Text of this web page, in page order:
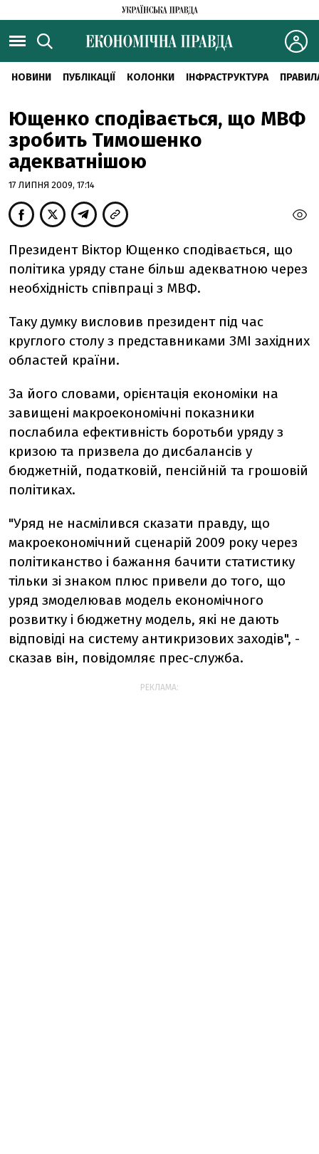
НОВИНИ ПУБЛІКАЦІЇ КОЛОНКИ ІНФРАСТРУКТУРА
Ющенко сподівається, що МВФ
зробить Тимошенко
адекватнішою
17 ЛИПНЯ 2009, 17:14
Президент Віктор Ющенко сподівається, що
політика уряду стане більш адекватною через
необхідність співпраці з МВФ.
Таку думку висловив президент під час
круглого столу з представниками ЗМІ західних
областей країни.
За його словами, орієнтація економіки на
завищені макроекономічні показники
послабила ефективність боротьби уряду з
кризою та призвела до дисбалансів у
бюджетній, податковій, пенсійній та грошовій
політиках.
"Уряд не насмілився сказати правду, що
макроекономічний сценарій 2009 року через
політиканство і бажання бачити статистику
тільки зі знаком плюс привели до того, що
уряд змоделював модель економічного
розвитку і бюджетну модель, які не дають
відповіді на систему антикризових заходів", -
сказав він, повідомляє прес-служба.
РЕКЛАМА: